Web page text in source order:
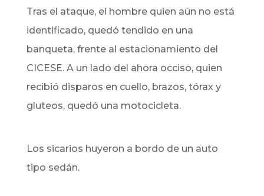
Tras el ataque, el hombre quien aún no está
identificado, quedó tendido en una
banqueta, frente al estacionamiento del
CICESE. A un lado del ahora occiso, quien
recibió disparos en cuello, brazos, tórax y
gluteos, quedó una motocicleta.
Los sicarios huyeron a bordo de un auto
tipo sedán.